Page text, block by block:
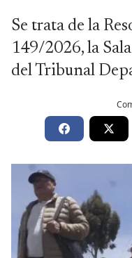
Se trata de la
149/2026, la
del Tribunal